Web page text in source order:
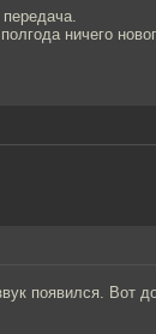
передача.
ничего
появился. Вот